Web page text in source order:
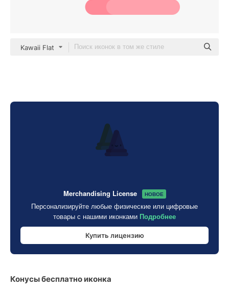
Kawaii Flat
Merchandising License НОВОЕ
Персонализируйте любые физические или цифровые
товары с нашими иконками Подробнее
Купить лицензию
Конусы бесплатно иконка